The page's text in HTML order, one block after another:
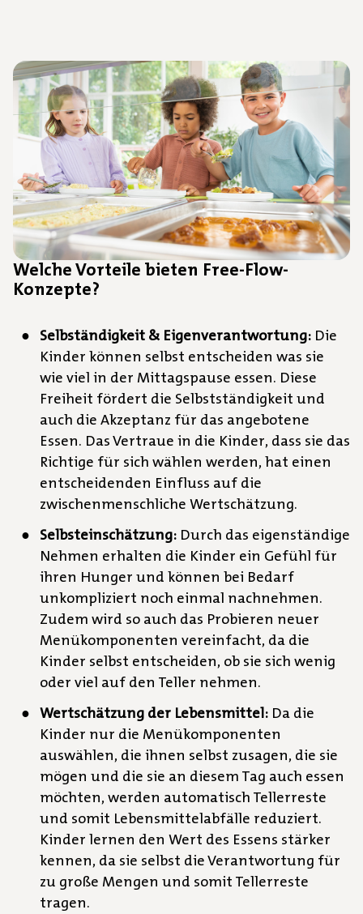
Welche Vorteile bieten Free-Flow-
Konzepte?
Selbständigkeit & Eigenverantwortung: Die
Kinder können selbst entscheiden was sie
wie viel in der Mittagspause essen. Diese
Freiheit fördert die Selbstständigkeit und
auch die Akzeptanz für das angebotene
Essen. Das Vertraue in die Kinder, dass sie das
Richtige für sich wählen werden, hat einen
entscheidenden Einfluss auf die
zwischenmenschliche Wertschätzung.
Selbsteinschätzung: Durch das eigenständige
Nehmen erhalten die Kinder ein Gefühl für
ihren Hunger und können bei Bedarf
unkompliziert noch einmal nachnehmen.
Zudem wird so auch das Probieren neuer
Menükomponenten vereinfacht, da die
Kinder selbst entscheiden, ob sie sich wenig
oder viel auf den Teller nehmen.
Wertschätzung der Lebensmittel: Da die
Kinder nur die Menükomponenten
auswählen, die ihnen selbst zusagen, die sie
mögen und die sie an diesem Tag auch essen
möchten, werden automatisch Tellerreste
und somit Lebensmittelabfälle reduziert.
Kinder lernen den Wert des Essens stärker
kennen, da sie selbst die Verantwortung für
zu große Mengen und somit Tellerreste
tragen.